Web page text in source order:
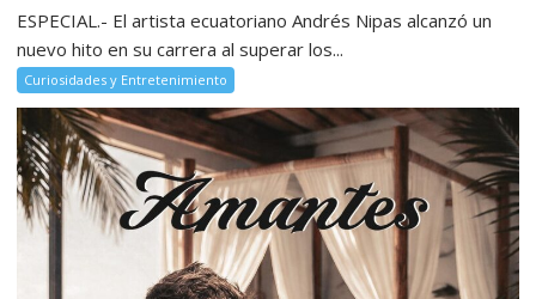
ESPECIAL.- El artista ecuatoriano Andrés Nipas alcanzó un
nuevo hito en su carrera al superar los...
Curiosidades y Entretenimiento